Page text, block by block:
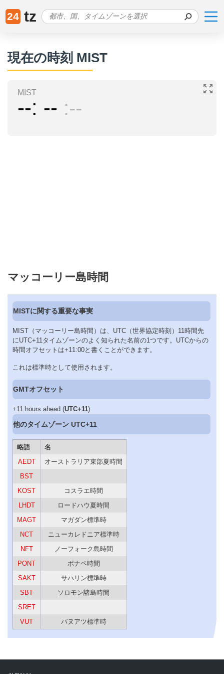
24 tz
現在の時刻 MIST
MIST
-- -- --
マッコーリー島時間
MISTに関する重要な事実
MIST（マッコーリー島時間）は、UTC（世界協定時刻）11時間先
にUTC+11タイムゾーンのよく知られた名前の1つです。UTCからの
時間オフセットは+11:00と書くことができます。
これは標準時として使用されます。
GMTオフセット
+11 hours ahead (UTC+11)
他のタイムゾーン UTC+11
略語
名
AEDT
オーストラリア東部夏時間
BST
KOST
コスラエ時間
LHDT
ロードハウ夏時間
MAGT
マガダン標準時
NCT
ニューカレドニア標準時
NFT
ノーフォーク島時間
PONT
ポナペ時間
SAKT
サハリン標準時
SBT
ソロモン諸島時間
SRET
VUT
バヌアツ標準時